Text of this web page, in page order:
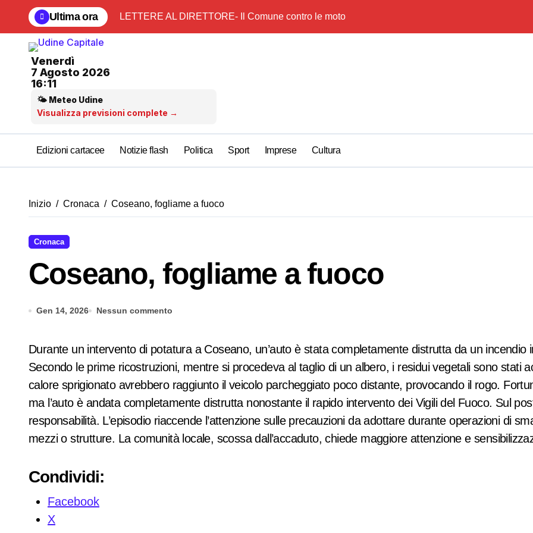
contenuto
Ultima ora LETTERE AL DIRETTORE- Il Comune contro le moto
Venerdì
7 Agosto 2026
16:11
🌤 Meteo Udine
Visualizza previsioni complete →
Edizioni cartacee Notizie flash Politica Sport Imprese Cultura
Inizio Cronaca Coseano, fogliame a fuoco
Cronaca
Coseano, fogliame a fuoco
Gen 14, 2026 Nessun commento
Durante un intervento di potatura a Coseano, un’auto è stata completamente distrutta da un incendio innescato dalla combustione di rami e fogliame.
Secondo le prime ricostruzioni, mentre si procedeva al taglio di un albero, i residui vegetali sono stati
calore sprigionato avrebbero raggiunto il veicolo parcheggiato poco distante, provocando il rogo.
ma l’auto è andata completamente distrutta nonostante il rapido intervento dei Vigili del Fuoco. Sul
responsabilità. L’episodio riaccende l’attenzione sulle precauzioni da adottare durante operazioni di
mezzi o strutture. La comunità locale, scossa dall’accaduto, chiede maggiore attenzione e
Condividi:
Facebook
X